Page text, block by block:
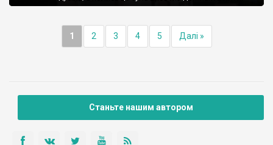
1 2 3 4 5 Далі »
Станьте нашим автором